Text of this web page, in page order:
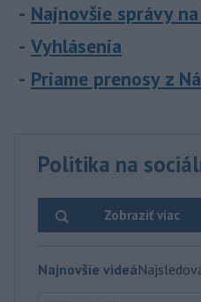
Najnovšie správy
Vyhlásenia
Priame prenosy z
Politika na
Zobraziť viac
Najnovšie videá